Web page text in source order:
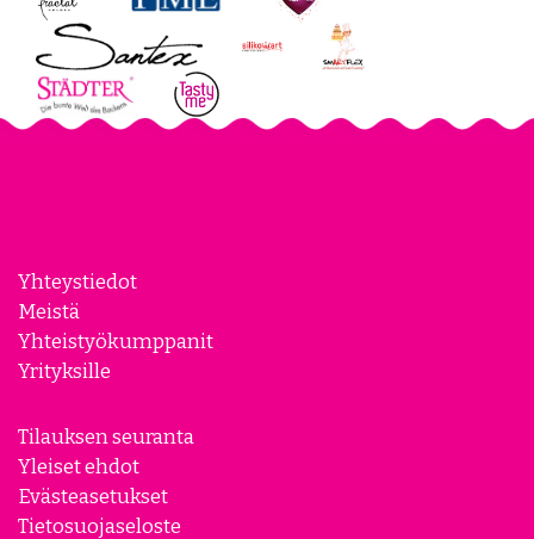
Yhteystiedot
Meistä
Yhteistyökumppanit
Yrityksille
Tilauksen seuranta
Yleiset ehdot
Evästeasetukset
Tietosuojaseloste